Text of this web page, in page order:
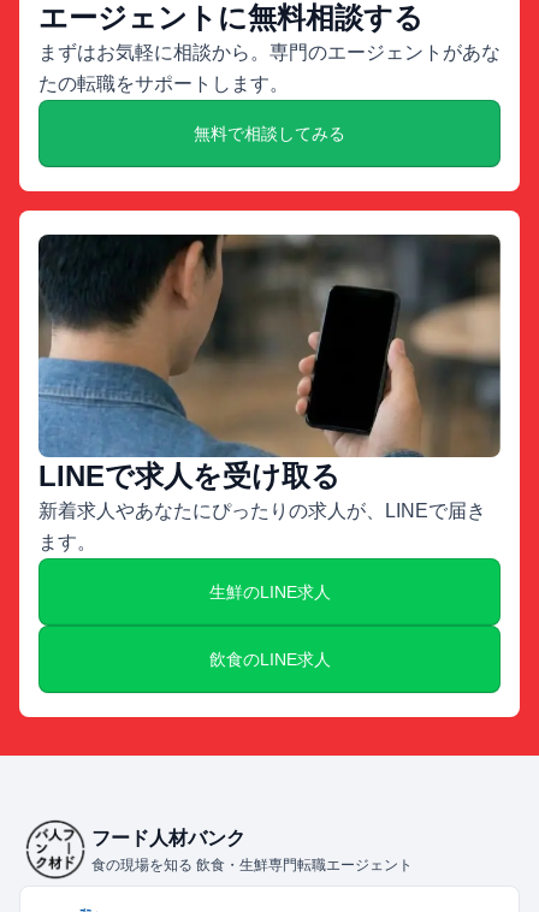
エージェントに無料相談する
まずはお気軽に相談から。専門のエージェントがあな
たの転職をサポートします。
無料で相談してみる
LINEで求人を受け取る
新着求人やあなたにぴったりの求人が、LINEで届き
ます。
生鮮のLINE求人
飲食のLINE求人
フード人材バンク
食の現場を知る 飲食・生鮮専門転職エージェント